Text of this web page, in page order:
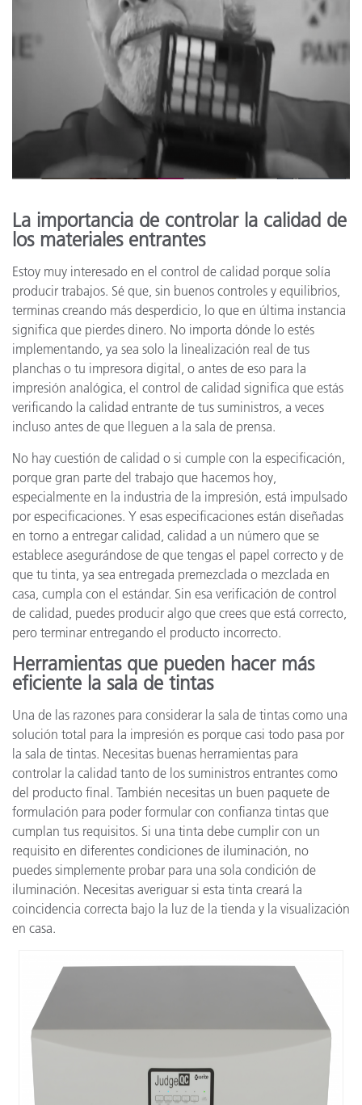
La importancia de controlar la calidad de
los materiales entrantes
Estoy muy interesado en el control de calidad porque solía
producir trabajos. Sé que, sin buenos controles y equilibrios,
terminas creando más desperdicio, lo que en última instancia
significa que pierdes dinero. No importa dónde lo estés
implementando, ya sea solo la linealización real de tus
planchas o tu impresora digital, o antes de eso para la
impresión analógica, el control de calidad significa que estás
verificando la calidad entrante de tus suministros, a veces
incluso antes de que lleguen a la sala de prensa.
No hay cuestión de calidad o si cumple con la especificación,
porque gran parte del trabajo que hacemos hoy,
especialmente en la industria de la impresión, está impulsado
por especificaciones. Y esas especificaciones están diseñadas
en torno a entregar calidad, calidad a un número que se
establece asegurándose de que tengas el papel correcto y de
que tu tinta, ya sea entregada premezclada o mezclada en
casa, cumpla con el estándar. Sin esa verificación de control
de calidad, puedes producir algo que crees que está correcto,
pero terminar entregando el producto incorrecto.
Herramientas que pueden hacer más
eficiente la sala de tintas
Una de las razones para considerar la sala de tintas como una
solución total para la impresión es porque casi todo pasa por
la sala de tintas. Necesitas buenas herramientas para
controlar la calidad tanto de los suministros entrantes como
del producto final. También necesitas un buen paquete de
formulación para poder formular con confianza tintas que
cumplan tus requisitos. Si una tinta debe cumplir con un
requisito en diferentes condiciones de iluminación, no
puedes simplemente probar para una sola condición de
iluminación. Necesitas averiguar si esta tinta creará la
coincidencia correcta bajo la luz de la tienda y la visualización
en casa.